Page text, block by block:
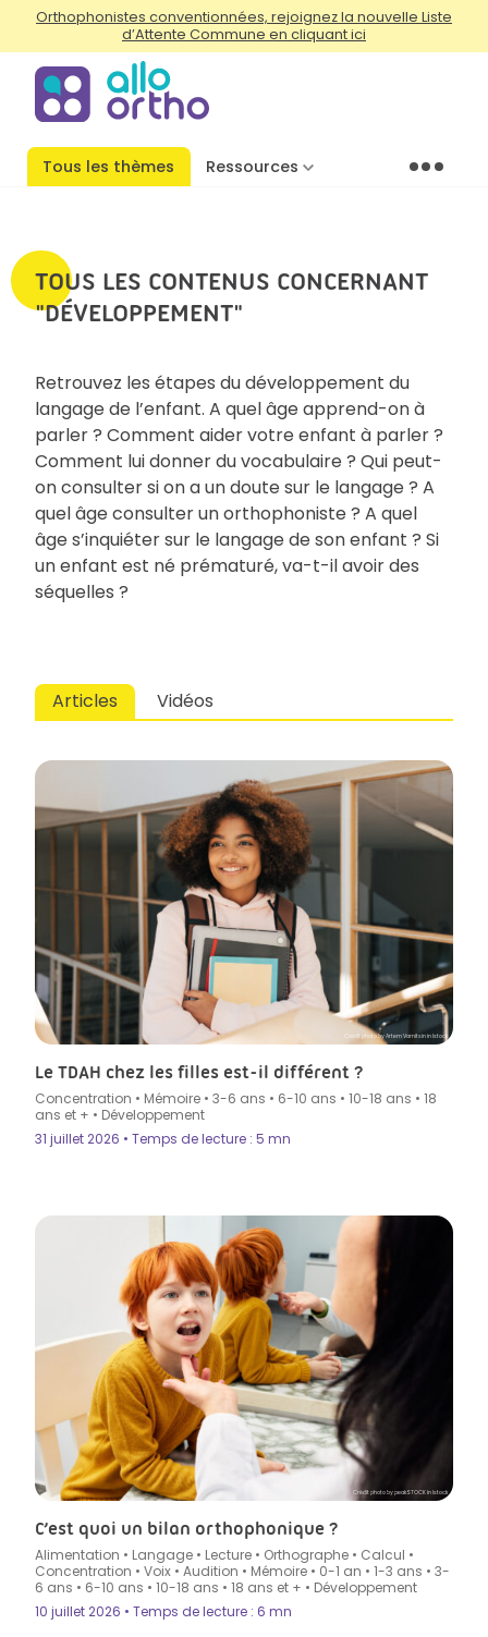
Orthophonistes conventionnées, rejoignez la nouvelle Liste
d’Attente Commune en cliquant ici
Tous les thèmes Ressources Menu
TOUS LES CONTENUS CONCERNANT
"DÉVELOPPEMENT"
Retrouvez les étapes du développement du
langage de l’enfant. A quel âge apprend-on à
parler ? Comment aider votre enfant à parler ?
Comment lui donner du vocabulaire ? Qui peut-
on consulter si on a un doute sur le langage ? A
quel âge consulter un orthophoniste ? A quel
âge s’inquiéter sur le langage de son enfant ? Si
un enfant est né prématuré, va-t-il avoir des
séquelles ?
Articles Vidéos
Crédit photo by Artem Varnitsin in Istock
Le TDAH chez les filles est-il différent ?
Concentration • Mémoire • 3-6 ans • 6-10 ans • 10-18 ans • 18
ans et + • Développement
31 juillet 2026 • Temps de lecture : 5 mn
Crédit photo by peakSTOCK in Istock
C’est quoi un bilan orthophonique ?
Alimentation • Langage • Lecture • Orthographe • Calcul •
Concentration • Voix • Audition • Mémoire • 0-1 an • 1-3 ans • 3-
6 ans • 6-10 ans • 10-18 ans • 18 ans et + • Développement
10 juillet 2026 • Temps de lecture : 6 mn